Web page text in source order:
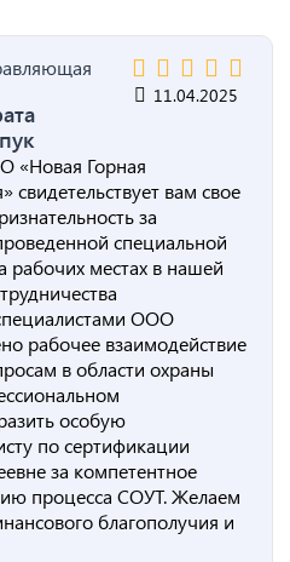
11.04.2025
«Новая Горная
вам свое
за
специальной
рабочих местах в нашей
ООО
рабочее взаимодействие
в области охраны
особую
по сертификации
за компетентное
процесса СОУТ. Желаем
благополучия и